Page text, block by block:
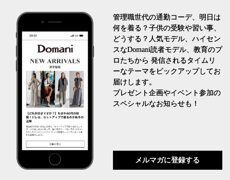
管理職世代の通勤コーデ、明日は
何を着る？子供の受験や習い事、
どうする？人気モデル、ハイセン
スなDomani読者モデル、教育のプ
ロたちから 発信されるタイムリ
ーなテーマをピックアップしてお
届けします。
プレゼント企画やイベント参加の
スペシャルなお知らせも！
メルマガに登録する